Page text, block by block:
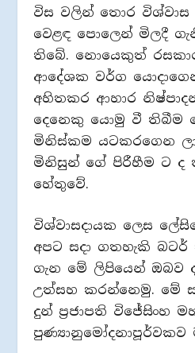
විස වලින් තොර විශ්වාස
වෙළඳ පොලෙන් මිලදී
තිබේ. නොයෙකුත්
ආදේශක වර්ග
අහිතකර ආහාර
දෙනෙකු යොමු වී තිබීම
මිනිස්කම යටකරගෙන
මිනිසුන් ගේ පිරීහීම ට ද
හේතුවේ.
විශ්වාසදායක ලෙස
අපට සදා ගතහැකි
ගැන මේ ලිපියෙන් ඔබව
උත්සහ කරන්නෙමු. මේ
දුන් ප්‍රජාපති විජේසිංහ